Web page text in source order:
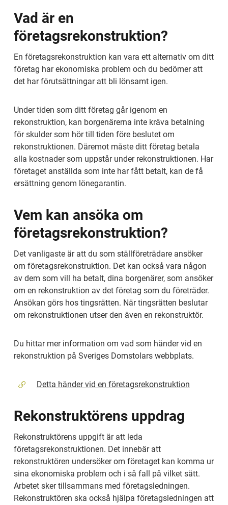
Vad är en
företagsrekonstruktion?
En ­företagsrekonstruktion kan vara ett alternativ om ditt
företag har ekonomiska problem och du bedömer att
det har förutsättningar att bli lönsamt igen.
Under tiden som ditt företag går igenom en
rekonstruktion, kan borgenärerna inte kräva betalning
för skulder som hör till tiden före beslutet om
rekonstruktionen. Däremot måste ditt företag betala
alla kostnader som uppstår under rekonstruktionen. Har
företaget anställda som inte har fått betalt, kan de få
ersättning genom lönegarantin.
Vem kan ansöka om
företagsrekonstruktion?
Det vanligaste är att du som ställföreträdare ansöker
om företagsrekonstruktion. Det kan också vara någon
av dem som vill ha betalt, dina borgenärer, som ansöker
om en rekonstruktion av det företag som du företräder.
Ansökan görs hos tingsrätten. När tingsrätten beslutar
om rekonstruktionen utser den även en rekonstruktör.
Du hittar mer information om vad som händer vid en
rekonstruktion på Sveriges Domstolars webbplats.
Detta händer vid en företagsrekonstruktion
Rekonstruktörens uppdrag
Rekonstruktörens uppgift är att leda
företagsrekonstruktionen. Det innebär att
rekonstruktören undersöker om företaget kan komma ur
sina ekonomiska problem och i så fall på vilket sätt.
Arbetet sker tillsammans med företagsledningen.
Rekonstruktören ska också hjälpa företagsledningen att